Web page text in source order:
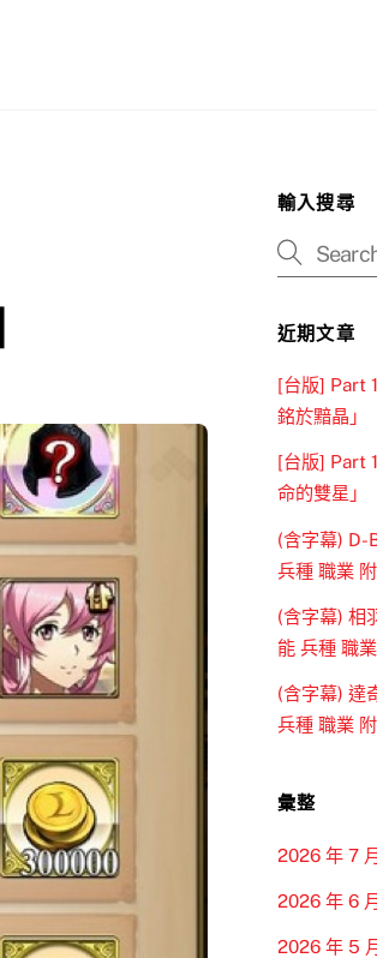
輸入搜尋
近期文章
[台版] Part
銘於黯晶」
[台版] Part
命的雙星」
(含字幕) D-
兵種 職業
(含字幕) 相
能 兵種 職
(含字幕) 達
兵種 職業
彙整
2026 年 7 月
2026 年 6 月
2026 年 5